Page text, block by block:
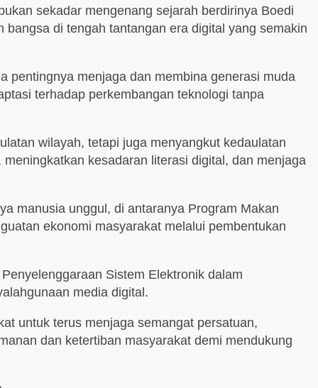
sekadar mengenang sejarah berdirinya Boedi
di tengah tantangan era digital yang semakin
pentingnya menjaga dan membina generasi muda
terhadap perkembangan teknologi tanpa
wilayah, tetapi juga menyangkut kedaulatan
kesadaran literasi digital, dan menjaga
manusia unggul, di antaranya Program Makan
ekonomi masyarakat melalui pembentukan
Sistem Elektronik dalam
media digital.
untuk terus menjaga semangat persatuan,
dan ketertiban masyarakat demi mendukung